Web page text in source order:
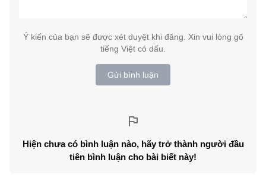
Ý kiến của bạn sẽ được xét duyệt khi đăng. Xin vui lòng gõ
tiếng Việt có dấu.
Gửi bình luận
Hiện chưa có bình luận nào, hãy trở thành người đầu
tiên bình luận cho bài biết này!